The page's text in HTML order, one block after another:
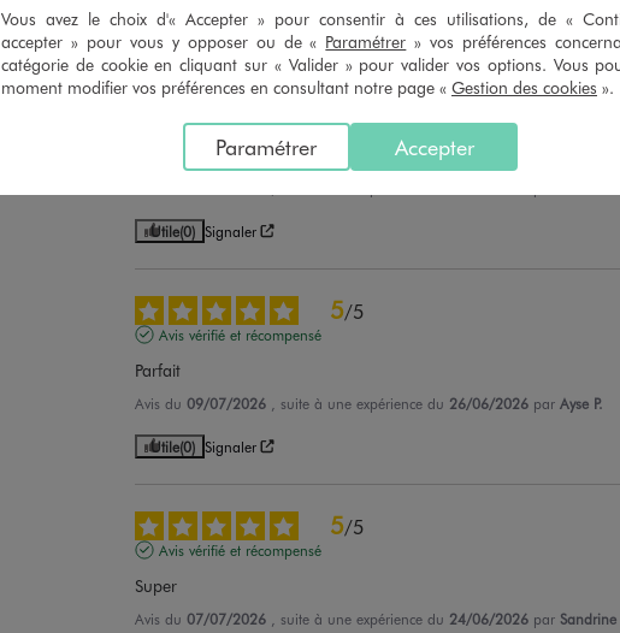
Utile (0) Signaler
5/ 5
Avis vérifié et récompensé
Très bon article
Utile(0) Signaler
5/5
Avis vérifié et récompensé
Parfait
Avis du 09/07/2026 , suite à une expérience du 26/06/2026 par Ayse P.
Utile(0) Signaler
5/5
Avis vérifié et récompensé
Super
Avis du 07/07/2026 , suite à une expérience du 24/06/2026 par Sandrine
Vous avez le choix d'« Accepter » pour consentir à ces utilisations, de «
accepter » pour vous y opposer ou de « Paramétrer » vos préférences
catégorie de cookie en cliquant sur « Valider » pour valider vos options. Vous
moment modifier vos préférences en consultant notre page « Gestion des cookies ».
Accepter
Paramétrer